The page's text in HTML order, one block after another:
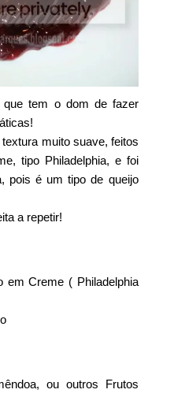
tem o dom de fazer
muito suave, feitos
tipo Philadelphia, e foi
pois é um tipo de queijo
a repetir!
em Creme ( Philadelphia
ou outros Frutos